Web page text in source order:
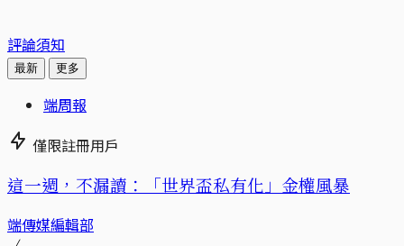
評論須知
最新 更多
端周報
僅限註冊用戶
這一週，不漏讀：「世界盃私有化」金權風暴
端傳媒編輯部